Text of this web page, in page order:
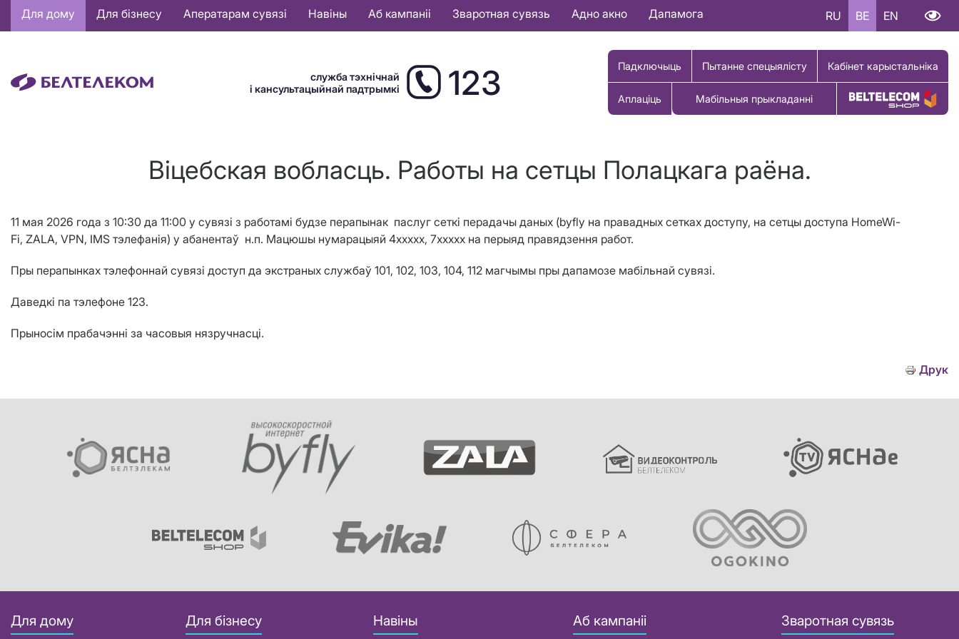
Основная
навигация
Для дому Для бізнесу Аператарам сувязі Навіны Аб кампаніі Зваротная сувязь Адно акно Дапамога RU BE EN
служба тэхнічнай
і кансультацыйнай падтрымкі
123 Падключыць Пытанне спецыялісту Кабінет карыстальніка
Аплаціць Мабільныя прыкладанні Купіць тавар
Віцебская вобласць. Работы на сетцы Полацкага раёна.
11 мая 2026 года з 10:30 да 11:00 у сувязі з работамі будзе перапынак паслуг сеткі перадачы даных (byfly на правадных сетках доступу, на сетцы доступа HomeWi-
Fi, ZALA, VPN, IMS тэлефанiя) у абанентаў н.п. Мацюшы нумарацыяй 4ххххх, 7ххххх на перыяд правядзення работ.
Пры перапынках тэлефоннай сувязі доступ да экстраных службаў 101, 102, 103, 104, 112 магчымы пры дапамозе мабільнай сувязі.
Даведкі па тэлефоне 123.
Прыносім прабачэнні за часовыя нязручнасці.
Друк
Для дому Для бізнесу Навіны Аб кампаніі Зваротная сувязь